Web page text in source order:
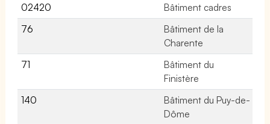
02420
Bâtiment cadres
76
Bâtiment de la
Charente
71
Bâtiment du
Finistère
140
Bâtiment du Puy-de-
Dôme